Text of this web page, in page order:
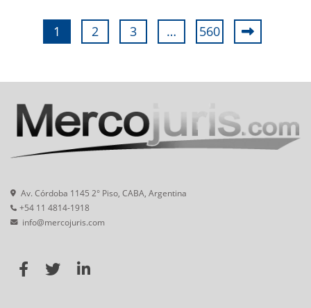
1 2 3 … 560
Av. Córdoba 1145 2° Piso, CABA, Argentina
+54 11 4814-1918
info@mercojuris.com